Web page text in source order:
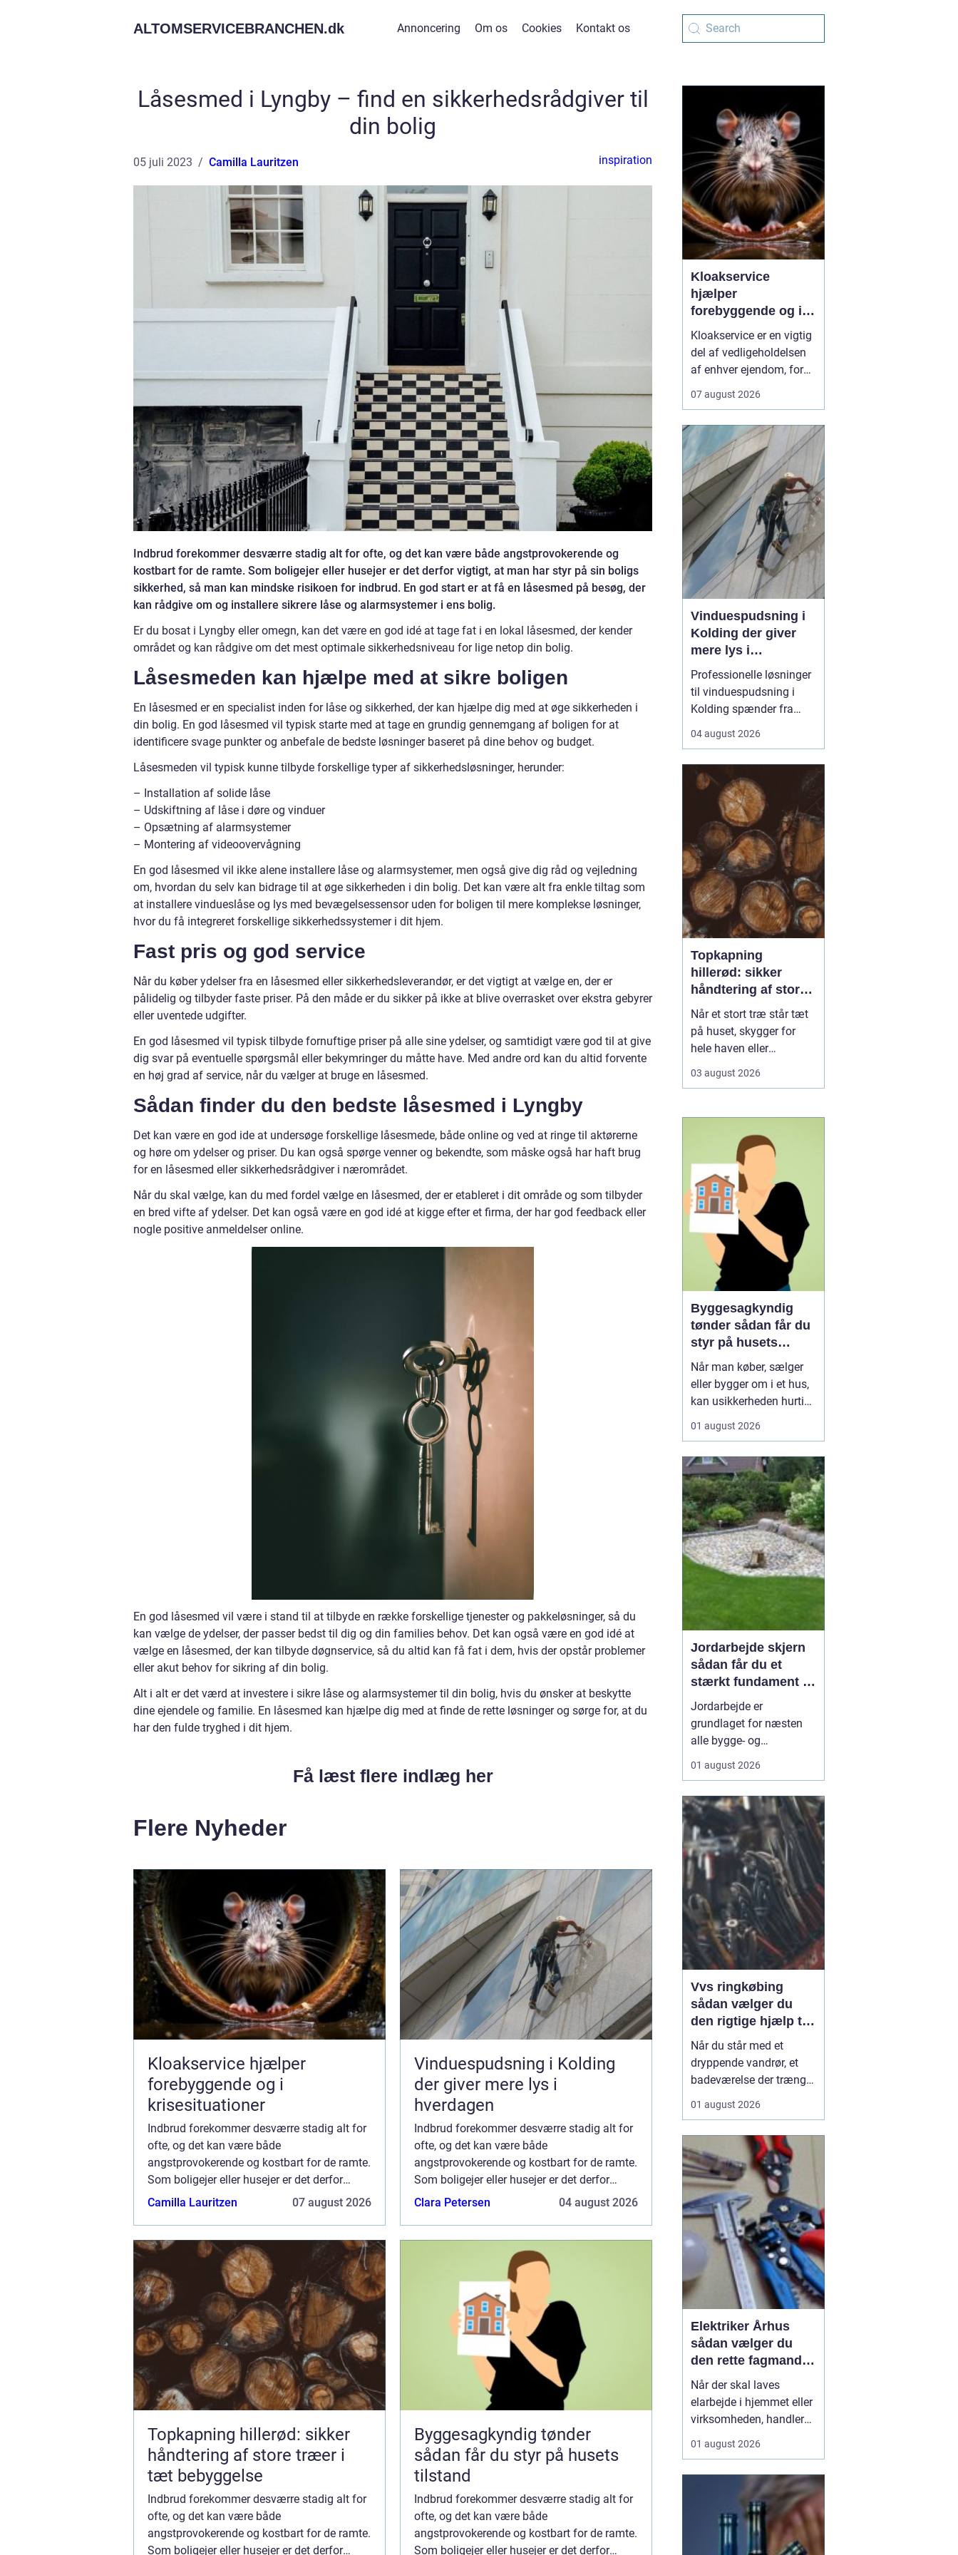
ALTOMSERVICEBRANCHEN.dk Annoncering Om os Cookies Kontakt os
Låsesmed i Lyngby – find en sikkerhedsrådgiver til
din bolig
05 juli 2023 Camilla Lauritzen inspiration
Indbrud forekommer desværre stadig alt for ofte, og det kan være både angstprovokerende og
kostbart for de ramte. Som boligejer eller husejer er det derfor vigtigt, at man har styr på sin boligs
sikkerhed, så man kan mindske risikoen for indbrud. En god start er at få en låsesmed på besøg, der
kan rådgive om og installere sikrere låse og alarmsystemer i ens bolig.
Er du bosat i Lyngby eller omegn, kan det være en god idé at tage fat i en lokal låsesmed, der kender
området og kan rådgive om det mest optimale sikkerhedsniveau for lige netop din bolig.
Låsesmeden kan hjælpe med at sikre boligen
En låsesmed er en specialist inden for låse og sikkerhed, der kan hjælpe dig med at øge sikkerheden i
din bolig. En god låsesmed vil typisk starte med at tage en grundig gennemgang af boligen for at
identificere svage punkter og anbefale de bedste løsninger baseret på dine behov og budget.
Låsesmeden vil typisk kunne tilbyde forskellige typer af sikkerhedsløsninger, herunder:
– Installation af solide låse
– Udskiftning af låse i døre og vinduer
– Opsætning af alarmsystemer
– Montering af videoovervågning
En god låsesmed vil ikke alene installere låse og alarmsystemer, men også give dig råd og vejledning
om, hvordan du selv kan bidrage til at øge sikkerheden i din bolig. Det kan være alt fra enkle tiltag som
at installere vindueslåse og lys med bevægelsessensor uden for boligen til mere komplekse løsninger,
hvor du få integreret forskellige sikkerhedssystemer i dit hjem.
Fast pris og god service
Når du køber ydelser fra en låsesmed eller sikkerhedsleverandør, er det vigtigt at vælge en, der er
pålidelig og tilbyder faste priser. På den måde er du sikker på ikke at blive overrasket over ekstra gebyrer
eller uventede udgifter.
En god låsesmed vil typisk tilbyde fornuftige priser på alle sine ydelser, og samtidigt være god til at give
dig svar på eventuelle spørgsmål eller bekymringer du måtte have. Med andre ord kan du altid forvente
en høj grad af service, når du vælger at bruge en låsesmed.
Sådan finder du den bedste låsesmed i Lyngby
Det kan være en god ide at undersøge forskellige låsesmede, både online og ved at ringe til aktørerne
og høre om ydelser og priser. Du kan også spørge venner og bekendte, som måske også har haft brug
for en låsesmed eller sikkerhedsrådgiver i nærområdet.
Når du skal vælge, kan du med fordel vælge en låsesmed, der er etableret i dit område og som tilbyder
en bred vifte af ydelser. Det kan også være en god idé at kigge efter et firma, der har god feedback eller
nogle positive anmeldelser online.
En god låsesmed vil være i stand til at tilbyde en række forskellige tjenester og pakkeløsninger, så du
kan vælge de ydelser, der passer bedst til dig og din families behov. Det kan også være en god idé at
vælge en låsesmed, der kan tilbyde døgnservice, så du altid kan få fat i dem, hvis der opstår problemer
eller akut behov for sikring af din bolig.
Alt i alt er det værd at investere i sikre låse og alarmsystemer til din bolig, hvis du ønsker at beskytte
dine ejendele og familie. En låsesmed kan hjælpe dig med at finde de rette løsninger og sørge for, at du
har den fulde tryghed i dit hjem.
Få læst flere indlæg her
Flere Nyheder
Kloakservice hjælper
forebyggende og i
krisesituationer
Indbrud forekommer desværre stadig alt for
ofte, og det kan være både
angstprovokerende og kostbart for de ramte.
Som boligejer eller husejer er det derfor
vigtigt, at man har styr på sin boligs
Camilla Lauritzen 07 august 2026
Vinduespudsning i Kolding
der giver mere lys i
hverdagen
Indbrud forekommer desværre stadig alt for
ofte, og det kan være både
angstprovokerende og kostbart for de ramte.
Som boligejer eller husejer er det derfor
vigtigt, at man har styr på sin boligs
Clara Petersen 04 august 2026
Topkapning hillerød: sikker
håndtering af store træer i
tæt bebyggelse
Indbrud forekommer desværre stadig alt for
ofte, og det kan være både
angstprovokerende og kostbart for de ramte.
Som boligejer eller husejer er det derfor
Byggesagkyndig tønder
sådan får du styr på husets
tilstand
Indbrud forekommer desværre stadig alt for
ofte, og det kan være både
angstprovokerende og kostbart for de ramte.
Som boligejer eller husejer er det derfor
Kloakservice
hjælper
forebyggende og i
krisesituationer
Kloakservice er en vigtig
del af vedligeholdelsen
af enhver ejendom, fordi
kloaksystemet hurtigt
skader og problemer
med rotter. Når vi taler
om moderne løsninger,
handler det både om at
sikr...
07 august 2026
Vinduespudsning i
Kolding der giver
mere lys i
hverdagen
Professionelle løsninger
til vinduespudsning i
Kolding spænder fra
store erhvervsbygninger
Når arbejdet planlægges
rigtigt, kan en fast aftale
både gøre hverda...
04 august 2026
Topkapning
hillerød: sikker
håndtering af store
træer i tæt
bebyggelse
Når et stort træ står tæt
på huset, skygger for
hele haven eller
ud, kan almindelig
fra nok. I Hillerød, hvor
mange kvarterer ligger
tæt og har gamle træer,
er kontrolleret
topkapning ofte den
mest sikre løs...
03 august 2026
Byggesagkyndig
tønder sådan får du
styr på husets
tilstand
Når man køber, sælger
eller bygger om i et hus,
kan usikkerheden hurtigt
skjulte fejl gemmer sig i
installationerne lovlige?
Og hvordan står det til
med energiforbruget i en
tid, hvor varmeregningen
fylder ...
01 august 2026
Jordarbejde skjern
sådan får du et
stærkt fundament til
dit projekt
Jordarbejde er
grundlaget for næsten
alle bygge- og
solidt og korrekt udført
hverken indkørsel,
terrasse, kloak eller
haveanlæg særlig
længe. Når dusø...
01 august 2026
Vvs ringkøbing
sådan vælger du
den rigtige hjælp til
vand, varme og
ventilation
Når du står med et
dryppende vandrør, et
badeværelse der trænger
renovering, eller en
løbsk, er en pålidelig
VVS-installatør guld
værd. I Ringkøbing og
omegn spiller VVS-
firmaerne en central rolle
for både...
01 august 2026
Elektriker Århus
sådan vælger du
den rette fagmand
til opgaven
Når der skal laves
elarbejde i hjemmet eller
virksomheden, handler
Sikkerhed, kvalitet og
spiller en lige så stor
rolle. Mange søgerefter
en elektriker Århus
, men
hvad skal ...
01 august 2026